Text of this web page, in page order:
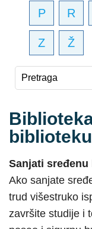
P R
Z Ž
Sanjati
Ako sanjate
trud višestruko
završite studije i